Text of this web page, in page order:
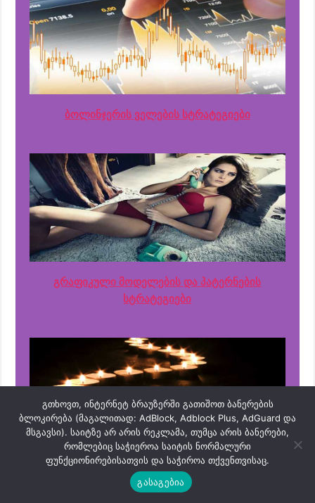
ბოლინჯერის ველების სტრატეგიები
გრაფიკული მოდელების და პატერნების
სტრატეგიები
იაპონური სანთლების სტრატეგიები
გთხოვთ, ინტერნეტ ბრაუზერში გათიშოთ ბანერების
ბლოკირება (მაგალითად: AdBlock, Adblock Plus, AdGuard და
მსგავსი). საიტზე არ არის რეკლამა, თუმცა არის ბანერები,
რომლებიც საჭიეროა საიტის ნორმალური
ფუნქციონირებისათვის და საჭიროა თქვენთვისაც.
გასაგებია